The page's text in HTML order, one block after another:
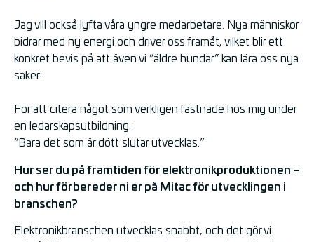
Jag vill också lyfta våra yngre medarbetare. Nya människor
bidrar med ny energi och driver oss framåt, vilket blir ett
konkret bevis på att även vi ”äldre hundar” kan lära oss nya
saker.
För att citera något som verkligen fastnade hos mig under
en ledarskapsutbildning:
”Bara det som är dött slutar utvecklas.”
Hur ser du på framtiden för elektronikproduktionen –
och hur förbereder ni er på Mitac för utvecklingen i
branschen?
Elektronikbranschen utvecklas snabbt, och det gör vi